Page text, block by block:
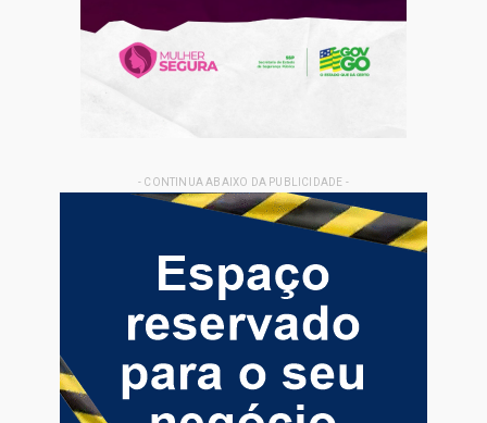
- CONTINUA ABAIXO DA PUBLICIDADE -